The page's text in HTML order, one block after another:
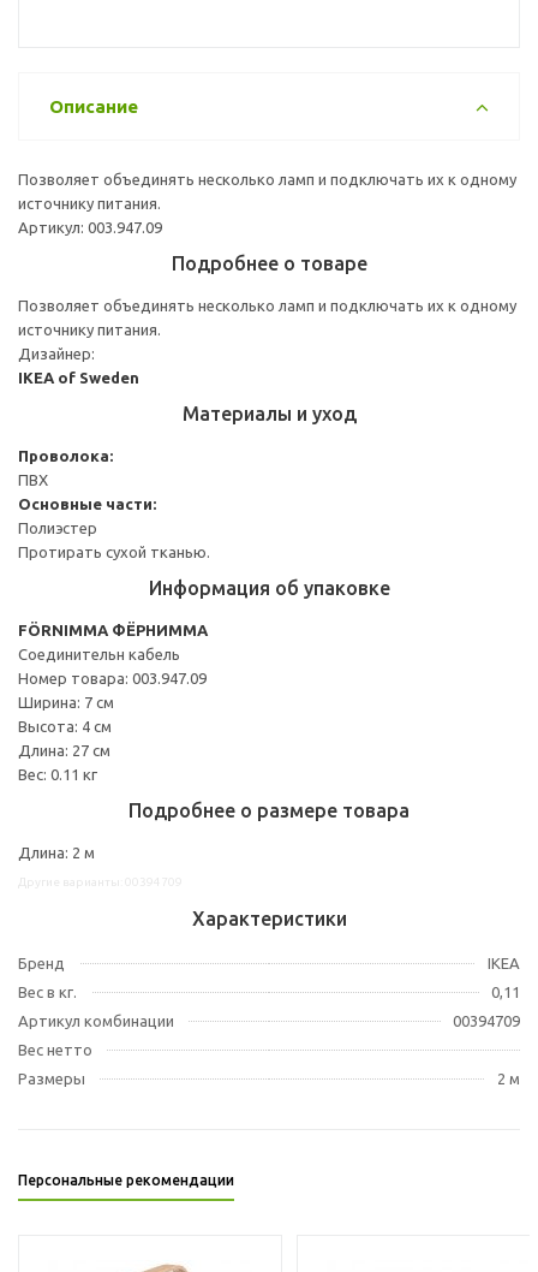
Описание
Позволяет объединять несколько ламп и подключать их к одному
источнику питания.
Артикул: 003.947.09
Подробнее о товаре
Позволяет объединять несколько ламп и подключать их к одному
источнику питания.
Дизайнер:
IKEA of Sweden
Материалы и уход
Проволока:
ПВХ
Основные части:
Полиэстер
Протирать сухой тканью.
Информация об упаковке
FÖRNIMMA ФЁРНИММА
Соединительн кабель
Номер товара: 003.947.09
Ширина: 7 см
Высота: 4 см
Длина: 27 см
Вес: 0.11 кг
Подробнее о размере товара
Длина: 2 м
Характеристики
Бренд
IKEA
Вес в кг.
0,11
Артикул комбинации
00394709
Вес нетто
Размеры
2 м
Персональные рекомендации